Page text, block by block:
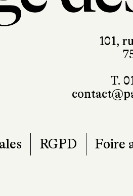
101,
T.
RGPD Foire